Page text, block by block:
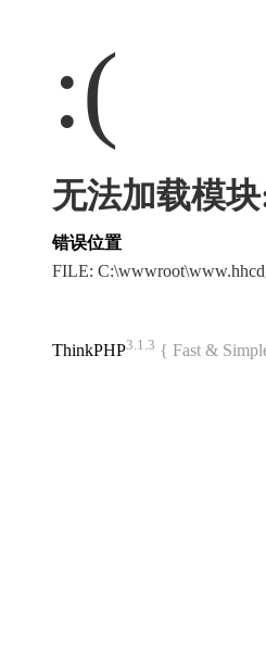
:(
无法加载模
错误位置
FILE:
ThinkPHP3.1.3 { Fast &